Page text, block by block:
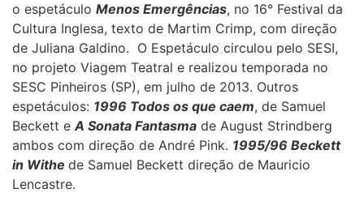
o espetáculo Menos Emergências, no 16° Festival da
Cultura Inglesa, texto de Martim Crimp, com direção
de Juliana Galdino. O Espetáculo circulou pelo SESI,
no projeto Viagem Teatral e realizou temporada no
SESC Pinheiros (SP), em julho de 2013. Outros
espetáculos: 1996 Todos os que caem, de Samuel
Beckett eA Sonata Fantasma de August Strindberg
ambos com direção de André Pink. 1995/96 Beckett
in Withe de Samuel Beckett direção de Mauricio
Lencastre.